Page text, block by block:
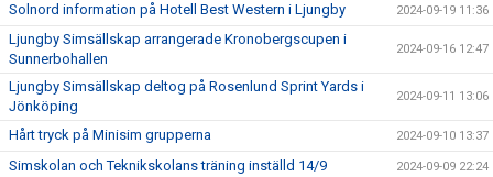
Solnord information på Hotell Best Western i Ljungby 2024-09-19 11:36
Ljungby Simsällskap arrangerade Kronobergscupen i
Sunnerbohallen
2024-09-16 12:47
Ljungby Simsällskap deltog på Rosenlund Sprint Yards i
Jönköping
2024-09-11 13:06
Hårt tryck på Minisim grupperna 2024-09-10 13:37
Simskolan och Teknikskolans träning inställd 14/9 2024-09-09 22:24